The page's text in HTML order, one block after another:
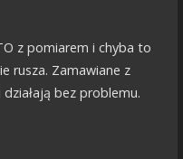
z pomiarem i chyba to
rusza. Zamawiane z
bez problemu.